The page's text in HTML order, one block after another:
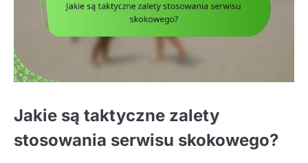
Jakie są taktyczne zalety
stosowania serwisu skokowego?